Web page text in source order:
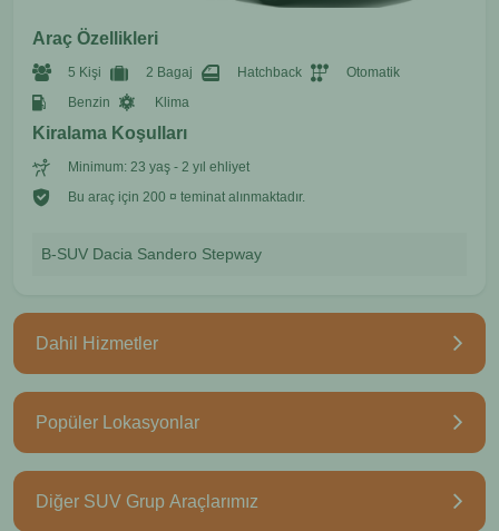
Araç Özellikleri
5 Kişi 2 Bagaj Hatchback
Otomatik
Benzin
Klima
Kiralama Koşulları
Minimum: 23 yaş - 2 yıl ehliyet
Bu araç için 200 ¤ teminat alınmaktadır.
B-SUV Dacia Sandero Stepway
Dahil Hizmetler
Popüler Lokasyonlar
Diğer SUV Grup Araçlarımız